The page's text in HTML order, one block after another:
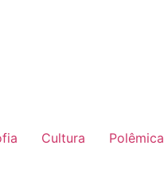
Cultura Polêmica